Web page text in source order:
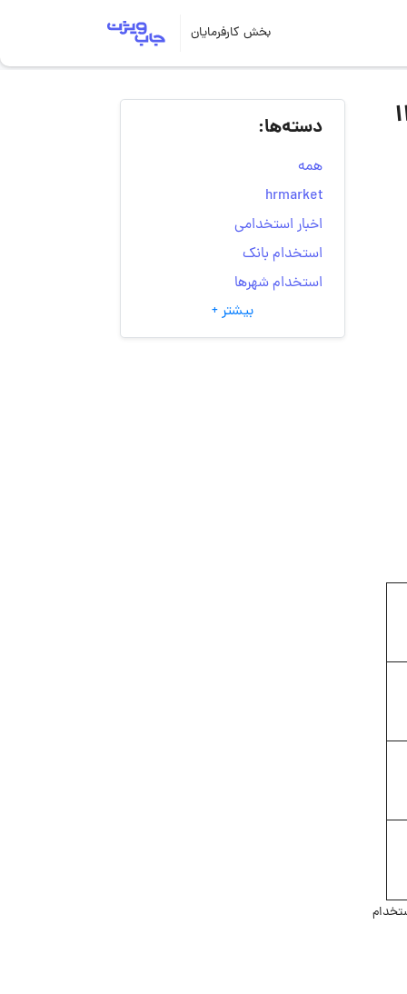
بخش کارفرمایان
دسته‌ها:
همه
hrmarket
اخبار استخدامی
استخدام بانک
استخدام شهرها
انتخاب مسیر شغلی
به‌روزرسانی‌های سایت
بیشتر +